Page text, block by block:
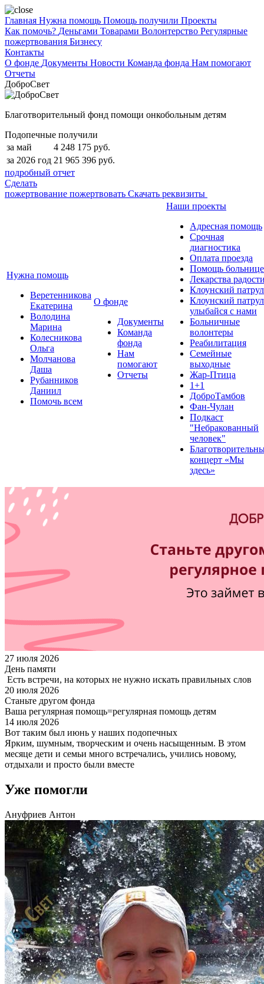
Главная Нужна помощь Помощь получили Проекты
Как помочь? Деньгами Товарами Волонтерство Регулярные
пожертвования Бизнесу
Контакты
О фонде Документы Новости Команда фонда Нам помогают
Отчеты
ДоброСвет
Благотворительный фонд помощи онкобольным детям
Подопечные получили
за май
4 248 175 руб.
за 2026 год 21 965 396 руб.
подробный отчет
Сделать
пожертвование пожертвовать Скачать реквизиты
Нужна помощь
Веретенникова
Екатерина
Володина
Марина
Колесникова
Ольга
Молчанова
Даша
Рубанников
Даниил
Помочь всем
О фонде
Документы
Команда
фонда
Нам
помогают
Отчеты
Наши проекты
Адресная помощь
Срочная
диагностика
Оплата проезда
Помощь больнице
Лекарства
Клоунский
Клоунский
улыбайся с нами
Больничные
волонтеры
Реабилитация
Семейные
выходные
Жар-Птица
1+1
ДоброТамбов
Фан-Чулан
Подкаст
"Небракованный
человек"
концерт «Мы
здесь»
27 июля 2026
День памяти
Есть встречи, на которых не нужно искать правильных слов
20 июля 2026
Станьте другом фонда
Ваша регулярная помощь=регулярная помощь детям
14 июля 2026
Вот таким был июнь у наших подопечных
Ярким, шумным, творческим и очень насыщенным. В этом
месяце дети и семьи много встречались, учились новому,
отдыхали и просто были вместе
Уже помогли
Ануфриев Антон